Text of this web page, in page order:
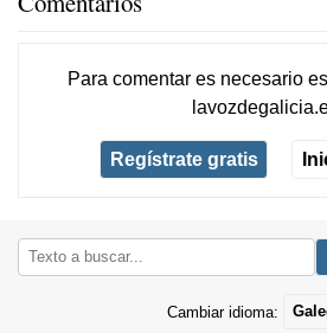
Para comentar es necesario
Regístrate gratis
Cambiar idioma: